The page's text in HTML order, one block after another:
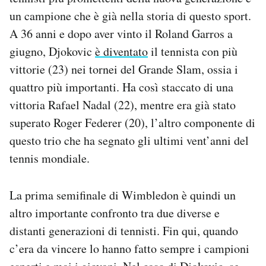
un campione che è già nella storia di questo sport.
A 36 anni e dopo aver vinto il Roland Garros a
giugno, Djokovic è diventatoil tennista con più
vittorie (23) nei tornei del Grande Slam, ossia i
quattro più importanti. Ha così staccato di una
vittoria Rafael Nadal (22), mentre era già stato
superato Roger Federer (20), l’altro componente di
questo trio che ha segnato gli ultimi vent’anni del
tennis mondiale.
La prima semifinale di Wimbledon è quindi un
altro importante confronto tra due diverse e
distanti generazioni di tennisti. Fin qui, quando
c’era da vincere lo hanno fatto sempre i campioni